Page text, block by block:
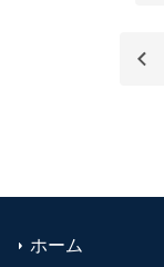
ホーム